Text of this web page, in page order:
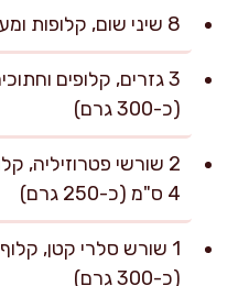
8 שיני שום, קלופות ומעוכות קלות עם סכין
(כ-300 גרם)
4 ס"מ (כ-250 גרם)
(כ-300 גרם)